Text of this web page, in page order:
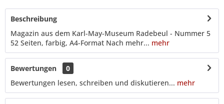
Beschreibung
Magazin aus dem Karl-May-Museum Radebeul - Nummer 5
52 Seiten, farbig, A4-Format Nach mehr... mehr
Bewertungen
0
Bewertungen lesen, schreiben und diskutieren... mehr